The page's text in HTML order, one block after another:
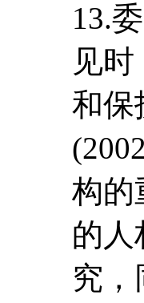
13.
见
和保
构的
的人
究